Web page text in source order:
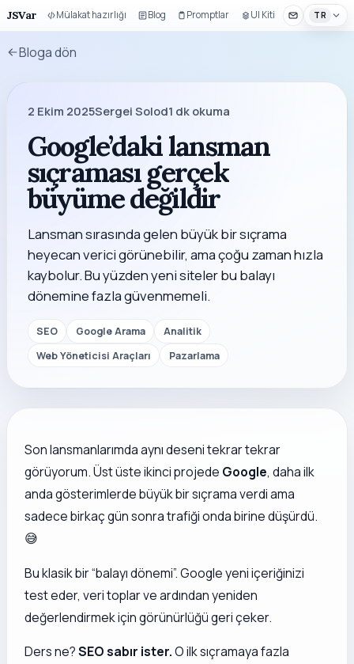
JSVar Mülakat hazırlığı Blog Promptlar UI Kiti TR
Bloga dön
2 Ekim 2025Sergei Solod1 dk okuma
Google’daki lansman
sıçraması gerçek
büyüme değildir
Lansman sırasında gelen büyük bir sıçrama
heyecan verici görünebilir, ama çoğu zaman hızla
kaybolur. Bu yüzden yeni siteler bu balayı
dönemine fazla güvenmemeli.
SEO Google Arama
Analitik
Web Yöneticisi Araçları
Pazarlama
Son lansmanlarımda aynı deseni tekrar tekrar
görüyorum. Üst üste ikinci projede Google, daha ilk
anda gösterimlerde büyük bir sıçrama verdi ama
sadece birkaç gün sonra trafiği onda birine düşürdü.
😅
Bu klasik bir “balayı dönemi”. Google yeni içeriğinizi
test eder, veri toplar ve ardından yeniden
değerlendirmek için görünürlüğü geri çeker.
Ders ne?SEO sabır ister.O ilk sıçramaya fazla